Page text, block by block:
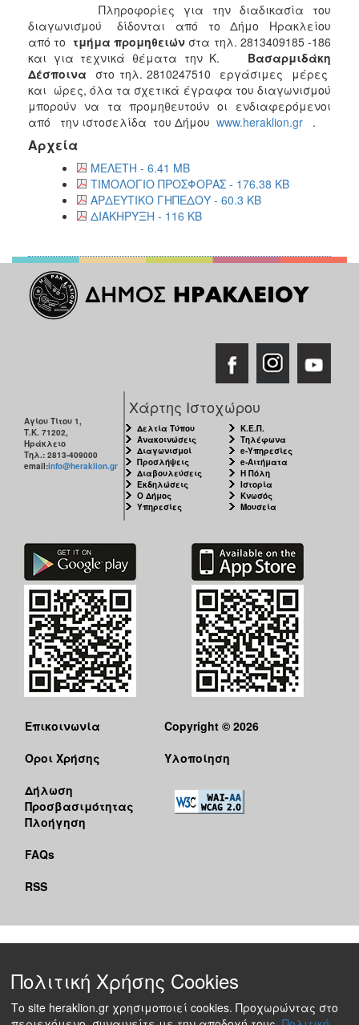
Πληροφορίες για την διαδικασία του
διαγωνισμού δίδονται από το Δήμο Ηρακλείου
από το τμήμα προμηθειών στα τηλ. 2813409185 -186
και για τεχνικά θέματα την Κ. Βασαρμιδάκη
Δέσποινα
στο τηλ. 2810247510 εργάσιμες μέρες
και ώρες, όλα τα σχετικά έγραφα του διαγωνισμού
μπορούν να τα προμηθευτούν οι ενδιαφερόμενοι
από την ιστοσελίδα του Δήμου www.heraklion.gr .
Αρχεία
ΜΕΛΕΤΗ - 6.41 MB
ΤΙΜΟΛΟΓΙΟ ΠΡΟΣΦΟΡΑΣ - 176.38 KB
ΑΡΔΕΥΤΙΚΟ ΓΗΠΕΔΟΥ - 60.3 KB
ΔΙΑΚΗΡΥΞΗ - 116 KB
Αγίου Τίτου 1,
Τ.Κ. 71202,
Ηράκλειο
Τηλ.: 2813-409000
email:info@heraklion.gr
Χάρτης Ιστοχώρου
Δελτία Τύπου
Ανακοινώσεις
Διαγωνισμοί
Προσλήψεις
Διαβουλεύσεις
Εκδηλώσεις
Ο Δήμος
Υπηρεσίες
Κ.Ε.Π.
Τηλέφωνα
e-Υπηρεσίες
e-Αιτήματα
Η Πόλη
Ιστορία
Κνωσός
Μουσεία
Επικοινωνία
Όροι Χρήσης
Δήλωση
Προσβασιμότητας
Πλοήγηση
FAQs
RSS
Copyright © 2026
Υλοποίηση
Πολιτική Χρήσης Cookies
Το site heraklion.gr χρησιμοποιεί cookies. Προχωρώντας στο